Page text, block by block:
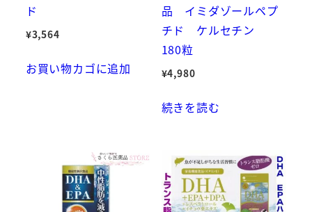
ド
¥3,564
お買い物カゴに追加
品 イミダゾールペプ
チド ケルセチン
180粒
¥4,980
続きを読む